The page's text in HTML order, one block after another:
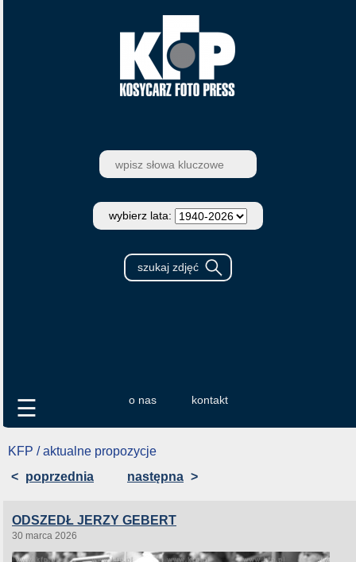
wybierz lata:
o nas kontakt
☰
KFP / aktualne propozycje
< poprzednia następna >
ODSZEDŁ JERZY GEBERT
30 marca 2026